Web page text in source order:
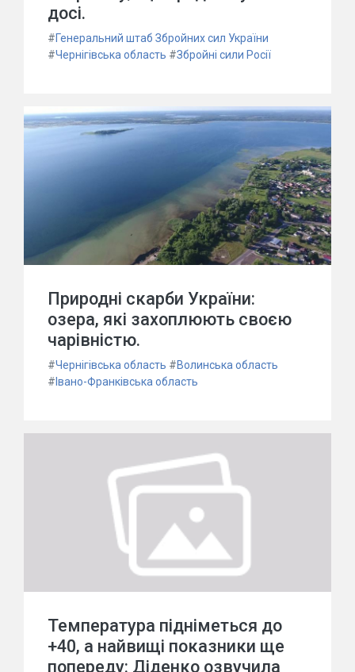
досі.
#Генеральний штаб Збройних сил України
#Чернігівська область #Збройні сили Росії
Природні скарби України:
озера, які захоплюють своєю
чарівністю.
#Чернігівська область #Волинська область
# Івано-Франківська область
Температура підніметься до
+40, а найвищі показники ще
попереду: Діденко озвучила